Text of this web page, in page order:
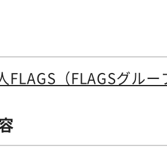
FLAGS（FLAGSグルー